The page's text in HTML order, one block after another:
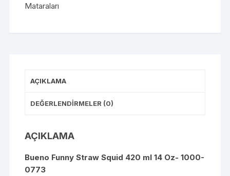
Mataraları
AÇIKLAMA
DEĞERLENDIRMELER (0)
AÇIKLAMA
Bueno Funny Straw Squid 420 ml 14 Oz- 1000-
0773